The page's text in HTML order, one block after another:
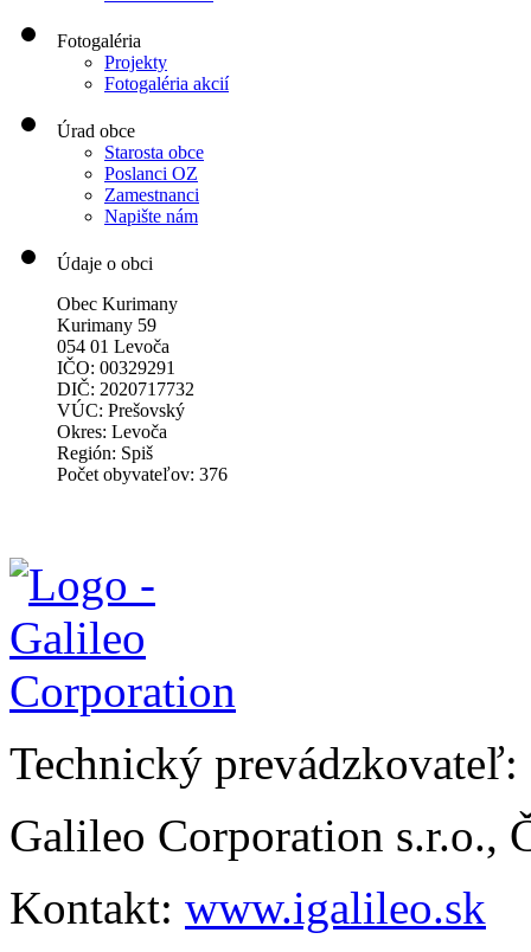
Fotogaléria
Projekty
Fotogaléria akcií
Úrad obce
Starosta obce
Poslanci OZ
Zamestnanci
Napište nám
Údaje o obci
Obec Kurimany
Kurimany 59
054 01 Levoča
IČO: 00329291
DIČ: 2020717732
VÚC: Prešovský
Okres: Levoča
Región: Spiš
Počet obyvateľov: 376
Technický prevádzkovateľ:
Galileo Corporation s.r.o.,
Kontakt: www.igalileo.sk